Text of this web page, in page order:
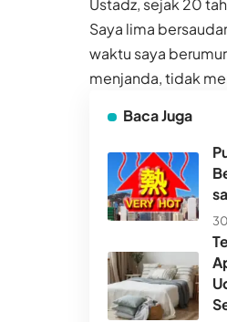
Ustadz, sejak 20
Saya lima
waktu saya
menjanda, tidak
Baca Juga